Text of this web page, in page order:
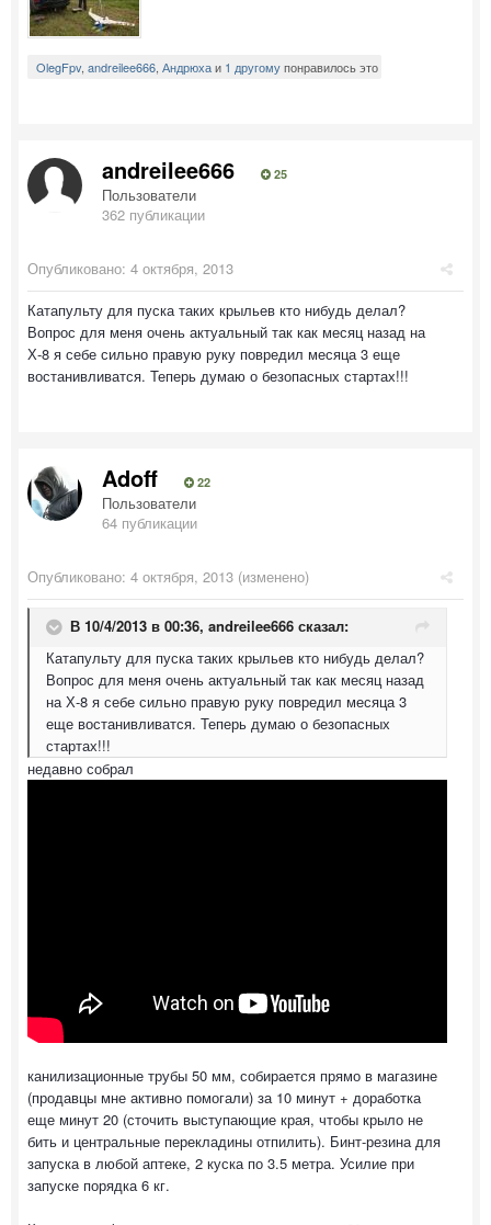
OlegFpv, andreilee666 Андрюхаи 1 другомупонравилось это
andreilee666 25
Пользователи
362 публикации
Опубликовано: 4 октября, 2013
Катапульту для пуска таких крыльев кто нибудь делал?
Вопрос для меня очень актуальный так как месяц назад на
Х-8 я себе сильно правую руку повредил месяца 3 еще
востанивливатся. Теперь думаю о безопасных стартах!!!
Adoff 22
Пользователи
64 публикации
Опубликовано: 4 октября, 2013 (изменено)
В 10/4/2013 в 00:36, andreilee666 сказал:
Катапульту для пуска таких крыльев кто нибудь делал?
Вопрос для меня очень актуальный так как месяц назад
на Х-8 я себе сильно правую руку повредил месяца 3
еще востанивливатся. Теперь думаю о безопасных
стартах!!!
недавно собрал
канилизационные трубы 50 мм, собирается прямо в магазине
(продавцы мне активно помогали) за 10 минут + доработка
еще минут 20 (сточить выступающие края, чтобы крыло не
бить и центральные перекладины отпилить). Бинт-резина для
запуска в любой аптеке, 2 куска по 3.5 метра. Усилие при
запуске порядка 6 кг.